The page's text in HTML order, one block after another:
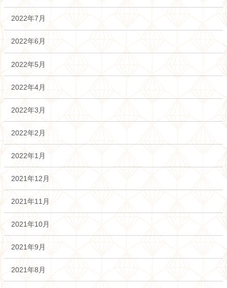
2022年7月
2022年6月
2022年5月
2022年4月
2022年3月
2022年2月
2022年1月
2021年12月
2021年11月
2021年10月
2021年9月
2021年8月